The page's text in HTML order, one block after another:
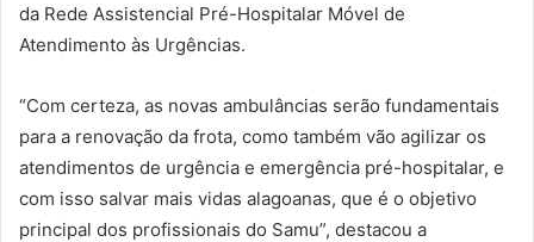
da Rede Assistencial Pré-Hospitalar Móvel de
Atendimento às Urgências.
“Com certeza, as novas ambulâncias serão fundamentais
para a renovação da frota, como também vão agilizar os
atendimentos de urgência e emergência pré-hospitalar, e
com isso salvar mais vidas alagoanas, que é o objetivo
principal dos profissionais do Samu”, destacou a